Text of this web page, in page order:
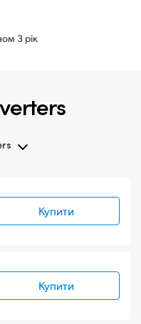
3 рік
Купити
Купити